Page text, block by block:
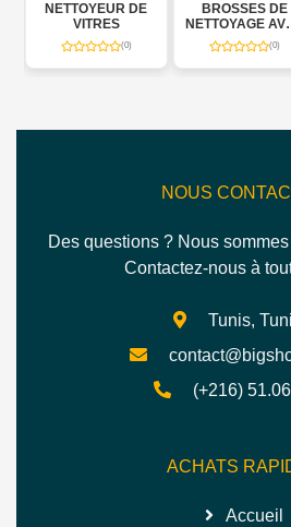
BROSSES DE
NETTOYAGE AVEC
DISTRIBUTEUR
SAVON 3 EN 1
NOUS
Des questions ? Nous
Contactez-nous à
Tunis,
(+216)
ACHATS
Accueil